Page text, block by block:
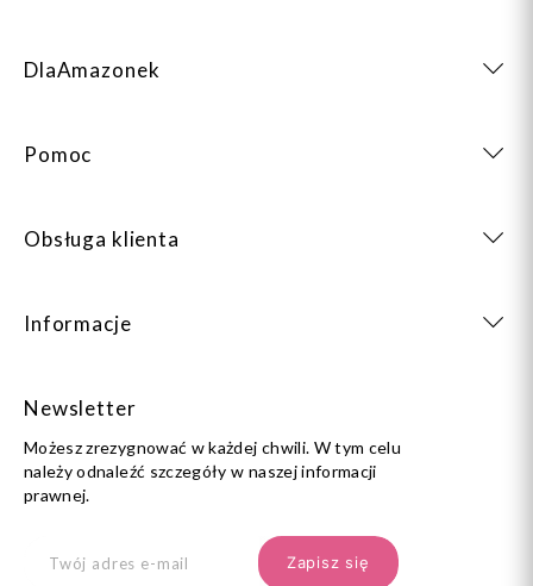
DlaAmazonek
Pomoc
Obsługa klienta
Informacje
Newsletter
Możesz zrezygnować w każdej chwili. W tym celu
należy odnaleźć szczegóły w naszej informacji
prawnej.